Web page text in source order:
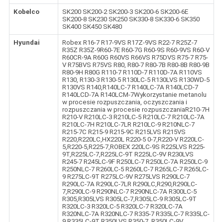
Kobelco
SK200 SK200-2 SK200-3 SK200-6 SK200-6E
SK200-8 SK230 SK250 SK330-8 SK330-6 SK350
SK400 SK450 SK480
Hyundai
Robex R16-7 R17-9VS R17Z-9VS R22-7 R25Z-7
R35Z R35Z-9R60-7E R60-7G R60-9S R60-9VS R60-V
R60CR-9A R60G R60VS R66VS R75DVS R75-7 R75-
V R75BVS R75VS R80, R80-7 R80-7B R80-8B R80-9B
R80-9H R80G R110-7 R110D-7 R110D-7A R110VS
R130, R130-3 R130-5 R130LC-5 R130LVS R130WD-5
R130VS R140,R140LC-7 R140LC-7A R140LCD-7
R140LCD-7A R140LCM-7Wykorzystanie metanolu
w procesie rozpuszczania, oczyszczania i
rozpuszczania w procesie rozpuszczaniaR210-7H
R210-V R210LC-3 R210LC-5 R210LC-7 R210LC-7A
R210LC-7H R210LC-7LR R210LC-9 R210NLC-7
R215-7C R215-9 R215-9C R215LVS R215VS
R220,R220LC,HX220L R220-5 0-7,R220-V R220LC-
5,R220-5,R225-7,ROBEX 220LC-9S R225LVS R225-
9T,R225LC-7,R225LC-9T R225LC-9V R230LVS
R245-7 R245LC-9F R250LC-7 R250LC-7A R250LC-9
R250NLC-7 R260LC-5 R260LC-7 R265LC-7 R265LC-
9 R275LC-9T R275LC-9V R275LVS R290LC-7
R290LC-7A R290LC-7LR R290LC,R290,R290LC-
7,R290LC-9 R290NLC-7 R290NLC-7A R300LC-5
R305,R305LVS R305LC-7,R305LC-9 R305LC-9T
R320LC-3 R320LC-5 R320LC-7 R320LC-7A
R320NLC-7A R320NLC-7 R335-7 R335LC-7 R335LC-